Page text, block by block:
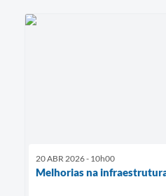
20 ABR 2026 - 10h00
Melhorias na